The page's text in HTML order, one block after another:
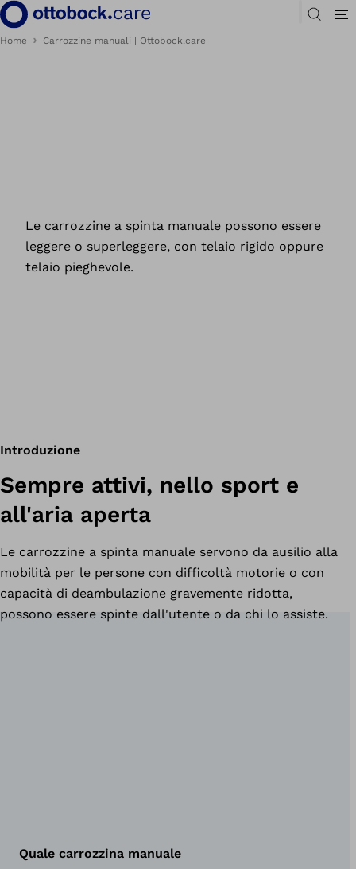
Home Carrozzine manuali | Ottobock.care
Introduzione
Sempre attivi, nello sport e
all'aria aperta
Le carrozzine a spinta manuale servono da ausilio alla
mobilità per le persone con difficoltà motorie o con
capacità di deambulazione gravemente ridotta,
possono essere spinte dall'utente o da chi lo assiste.
Quale carrozzina manuale